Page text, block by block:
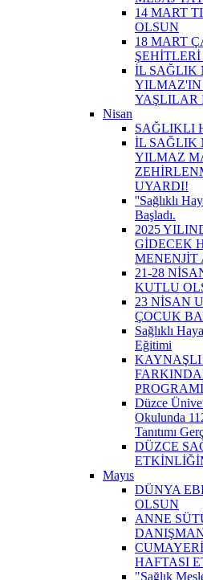
14 MART
OLSUN
18 MART
İL SAĞLIK
YILMAZ'IN
YAŞLILAR
Nisan
SAĞLIKLI
İL SAĞLIK
YILMAZ
UYARDI!
''Sağlıklı
Başladı.
2025
GİDECEK
MENENJİT
21-28
KUTLU
23 NİSAN
ÇOCUK
Sağlıklı
Eğitimi
KAYNAŞLI
Düzce
Okulunda
Tanıtımı
DÜZCE
Mayıs
DÜNYA
OLSUN
ANNE
HAFTASI
"Sağlık